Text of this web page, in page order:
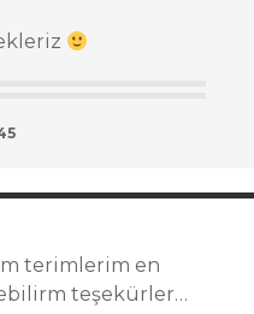
terimlerim en
teşekürler…